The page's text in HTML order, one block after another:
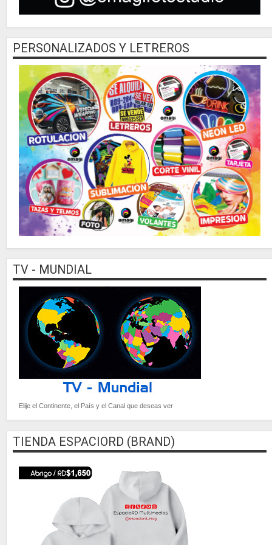
PERSONALIZADOS Y LETREROS
TV - MUNDIAL
Elije el Continente, el País y el Canal que deseas ver
TIENDA ESPACIORD (BRAND)